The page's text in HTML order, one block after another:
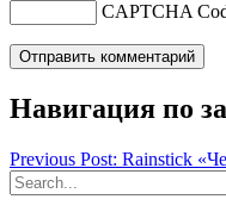
CAPTCHA
Навигация по
Previous Post: Rainstick